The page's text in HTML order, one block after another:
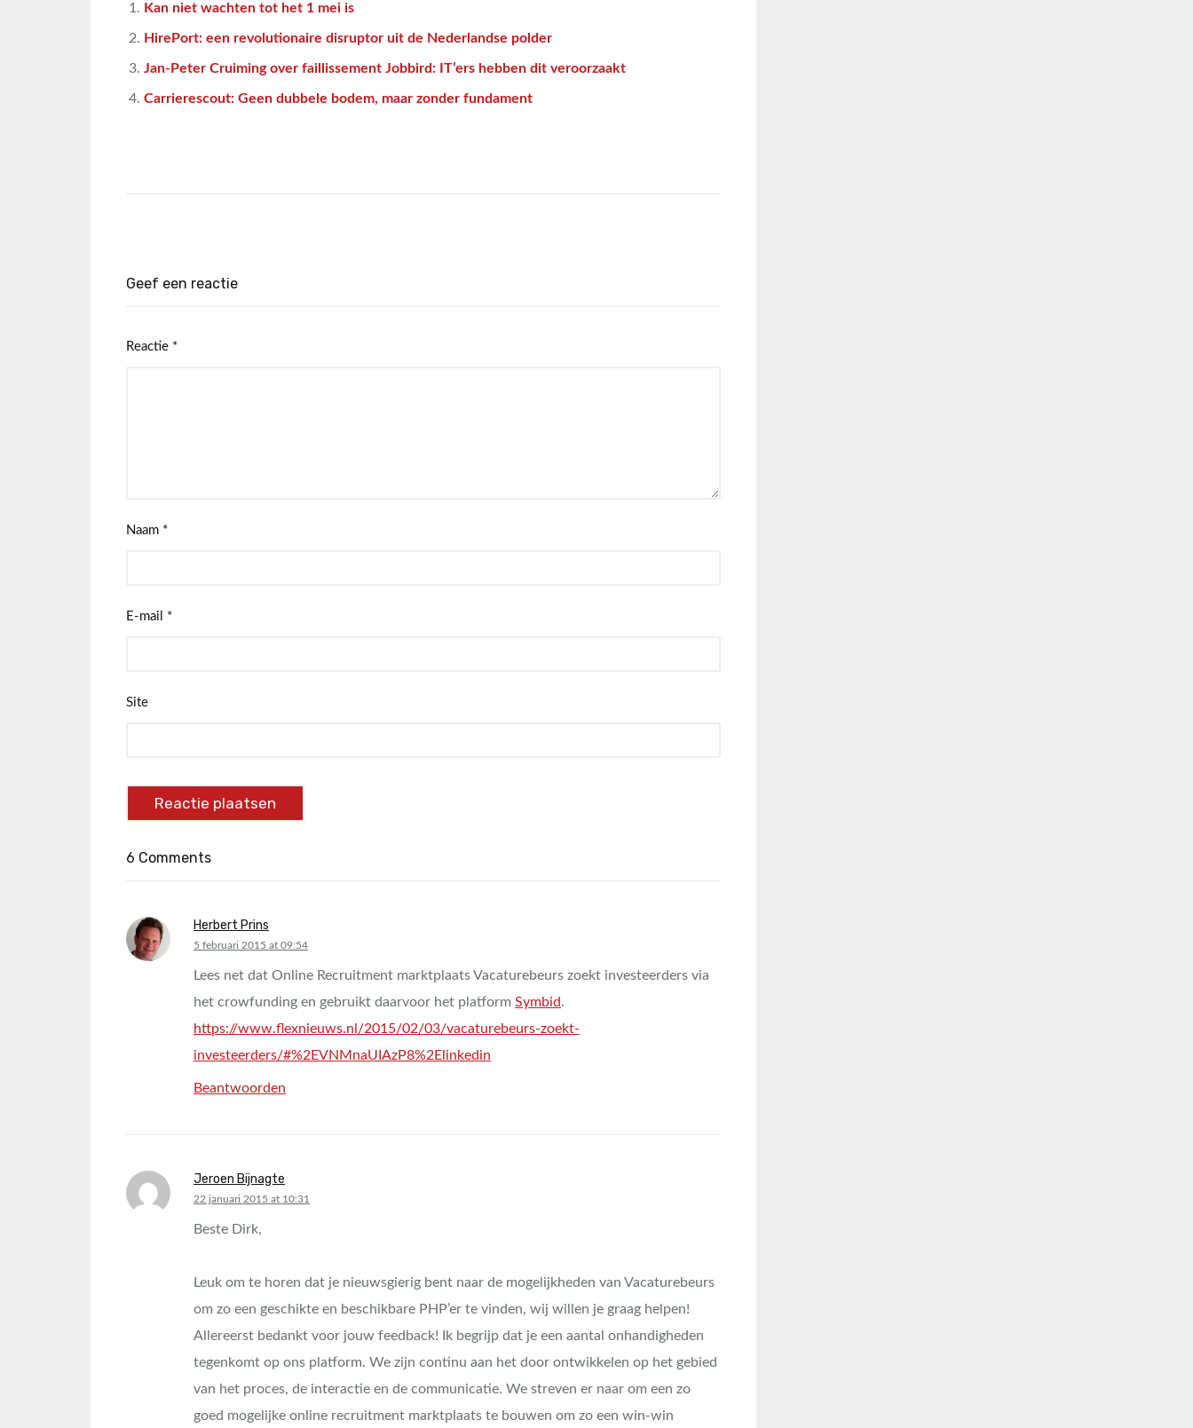
Kan niet wachten tot het 1 mei is
HirePort: een revolutionaire disruptor uit de Nederlandse polder
Jan-Peter Cruiming over faillissement Jobbird: IT’ers hebben dit veroorzaakt
Carrierescout: Geen dubbele bodem, maar zonder fundament
Geef een reactie
Reactie *
Naam *
E-mail *
Site
6 Comments
Herbert Prins
says:
5 februari 2015 at 09:54
Lees net dat Online Recruitment marktplaats Vacaturebeurs zoekt investeerders via
het crowfunding en gebruikt daarvoor het platform Symbid.
https://www.flexnieuws.nl/2015/02/03/vacaturebeurs-zoekt-
investeerders/#%2EVNMnaUIAzP8%2Elinkedin
Beantwoorden
Jeroen Bijnagte
says:
22 januari 2015 at 10:31
Beste Dirk,
Leuk om te horen dat je nieuwsgierig bent naar de mogelijkheden van Vacaturebeurs
om zo een geschikte en beschikbare PHP’er te vinden, wij willen je graag helpen!
Allereerst bedankt voor jouw feedback! Ik begrijp dat je een aantal onhandigheden
tegenkomt op ons platform. We zijn continu aan het door ontwikkelen op het gebied
van het proces, de interactie en de communicatie. We streven er naar om een zo
goed mogelijke online recruitment marktplaats te bouwen om zo een win-win